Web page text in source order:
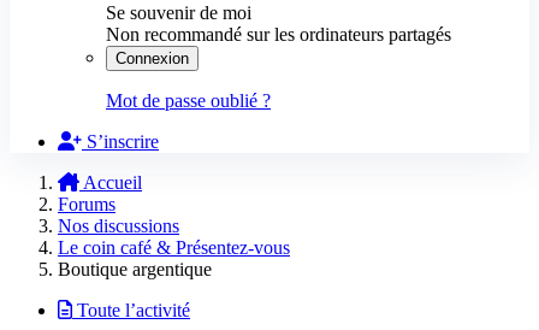
Se souvenir de moi
Non recommandé sur les ordinateurs partagés
Connexion
Mot de passe oublié ?
S’inscrire
Accueil
Forums
Nos discussions
Le coin café & Présentez-vous
Boutique argentique
Toute l’activité